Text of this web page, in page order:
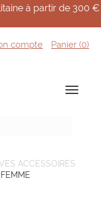
à partir de 300 €
compte Panier (0)
ACCESSOIRES